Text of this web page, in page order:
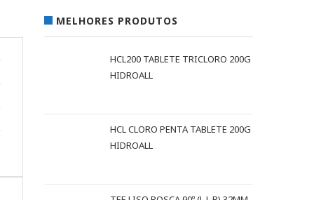
MELHORES PRODUTOS
HCL200 TABLETE TRICLORO 200G
HIDROALL
HCL CLORO PENTA TABLETE 200G
HIDROALL